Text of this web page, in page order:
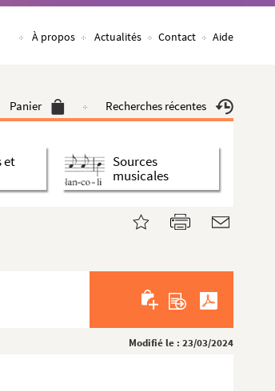
À propos Actualités Contact Aide
Panier Recherches récentes
et
Sources
musicales
Modifié le : 23/03/2024